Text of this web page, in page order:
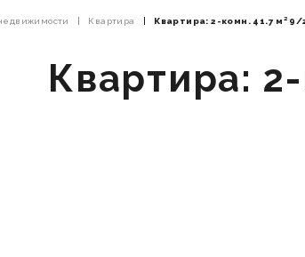
Квартира Квартира: 2-комн. 41.7 м² 9/
Квартира: